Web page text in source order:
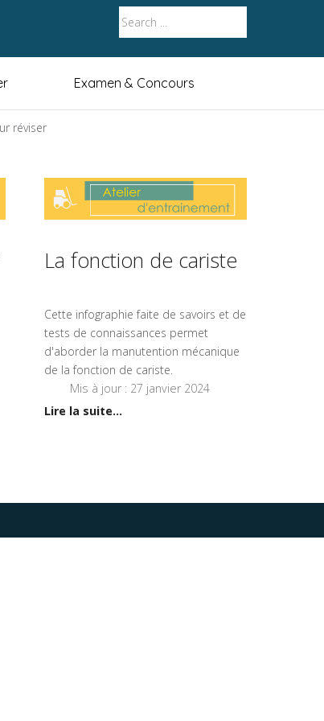
Examen & Concours
réviser
La fonction de cariste
Cette infographie faite de savoirs et de
tests de connaissances permet
d'aborder la manutention mécanique
de la fonction de cariste.
Mis à jour : 27 janvier 2024
Lire la suite...